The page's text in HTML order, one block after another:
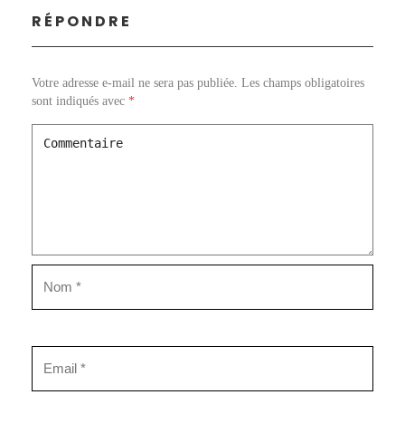
RÉPONDRE
Votre adresse e-mail ne sera pas publiée. Les champs obligatoires
sont indiqués avec *